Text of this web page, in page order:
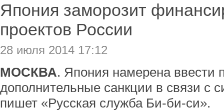
Япония заморозит
проектов России
28 июля 2014 17:12
МОСКВА. Япония намерена ввести
дополнительные санкции в связи с
пишет «Русская служба Би-би-си».